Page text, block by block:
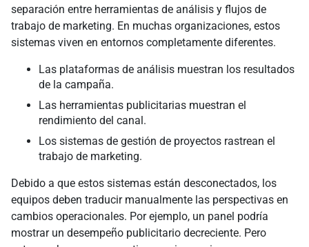
separación entre herramientas de análisis y flujos de
trabajo de marketing. En muchas organizaciones, estos
sistemas viven en entornos completamente diferentes.
Las plataformas de análisis muestran los resultados
de la campaña.
Las herramientas publicitarias muestran el
rendimiento del canal.
Los sistemas de gestión de proyectos rastrean el
trabajo de marketing.
Debido a que estos sistemas están desconectados, los
equipos deben traducir manualmente las perspectivas en
cambios operacionales. Por ejemplo, un panel podría
mostrar un desempeño publicitario decreciente. Pero